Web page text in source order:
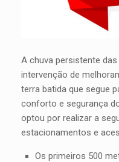
A chuva persistente
intervenção de
terra batida que segue
conforto e segurança
optou por realizar a
estacionamentos e
Os primeiros 500